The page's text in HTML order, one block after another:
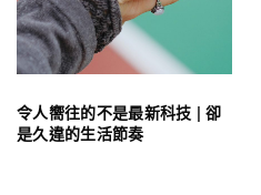
令人嚮往的不是最新科技 | 卻
是久違的生活節奏